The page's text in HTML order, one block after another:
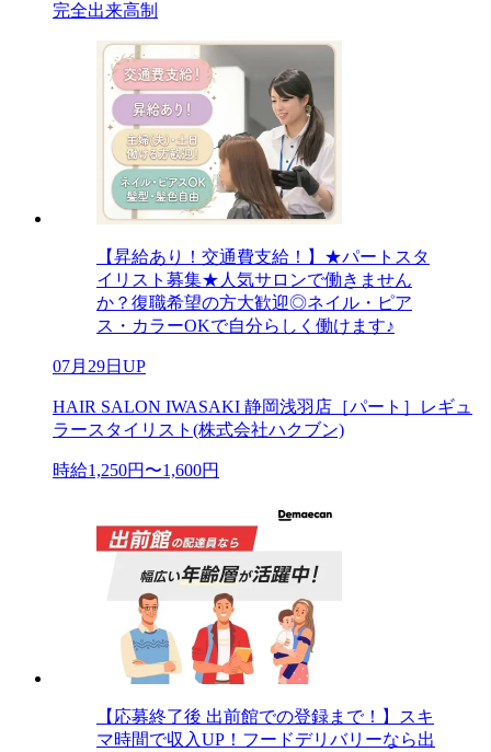
完全出来高制
【昇給あり！交通費支給！】★パートスタ
イリスト募集★人気サロンで働きません
か？復職希望の方大歓迎◎ネイル・ピア
ス・カラーOKで自分らしく働けます♪
07月29日UP
HAIR SALON IWASAKI 静岡浅羽店［パート］レギュ
ラースタイリスト(株式会社ハクブン)
時給1,250円〜1,600円
【応募終了後 出前館での登録まで！】スキ
マ時間で収入UP！フードデリバリーなら出